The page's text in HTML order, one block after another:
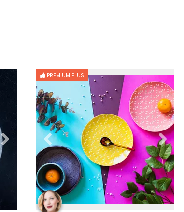
PREMIUM PLUS